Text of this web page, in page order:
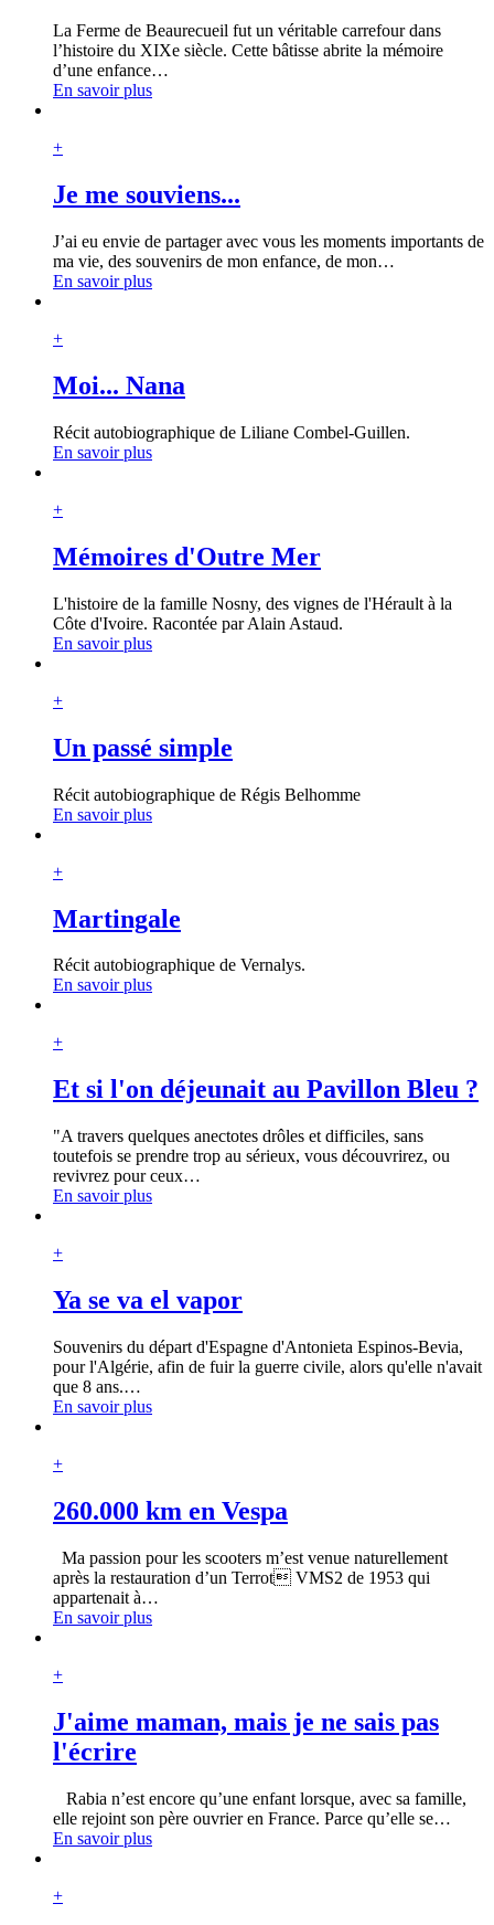
La Ferme de Beaurecueil fut un véritable carrefour dans
l’histoire du XIXe siècle. Cette bâtisse abrite la mémoire
d’une enfance…
En savoir plus
+
Je me souviens...
J’ai eu envie de partager avec vous les moments importants de
ma vie, des souvenirs de mon enfance, de mon…
En savoir plus
+
Moi... Nana
Récit autobiographique de Liliane Combel-Guillen.
En savoir plus
+
Mémoires d'Outre Mer
L'histoire de la famille Nosny, des vignes de l'Hérault à la
Côte d'Ivoire. Racontée par Alain Astaud.
En savoir plus
+
Un passé simple
Récit autobiographique de Régis Belhomme
En savoir plus
+
Martingale
Récit autobiographique de Vernalys.
En savoir plus
+
Et si l'on déjeunait au Pavillon Bleu ?
"A travers quelques anectotes drôles et difficiles, sans
toutefois se prendre trop au sérieux, vous découvrirez, ou
revivrez pour ceux…
En savoir plus
+
Ya se va el vapor
Souvenirs du départ d'Espagne d'Antonieta Espinos-Bevia,
pour l'Algérie, afin de fuir la guerre civile, alors qu'elle n'avait
que 8 ans.…
En savoir plus
+
260.000 km en Vespa
Ma passion pour les scooters m’est venue naturellement
après la restauration d’un Terrot VMS2 de 1953 qui
appartenait à…
En savoir plus
+
J'aime maman, mais je ne sais pas
l'écrire
Rabia n’est encore qu’une enfant lorsque, avec sa famille,
elle rejoint son père ouvrier en France. Parce qu’elle se…
En savoir plus
+